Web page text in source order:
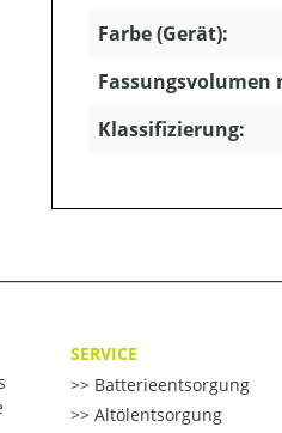
Farbe (Gerät):
Fassungsvolumen
Klassifizierung:
SERVICE
Batterieentsorgung
Altölentsorgung